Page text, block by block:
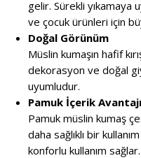
gelir. Sürekli yıkamaya
ve çocuk ürünleri için
Doğal Görünüm
Müslin kumaşın hafif
dekorasyon ve doğal
uyumludur.
Pamuk İçerik Avantajı
Pamuk müslin kumaş
daha sağlıklı bir
konforlu kullanım sağlar.